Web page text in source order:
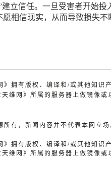
立信任。一旦受害者开始投
相信现实，从而导致损失不
拥有版权、编译和/或其他知识
维网》所属的服务器上做镜像或
有，新闻内容并不代表本网立场
拥有版权、编译和/或其他知识
维网》所属的服务器上做镜像或